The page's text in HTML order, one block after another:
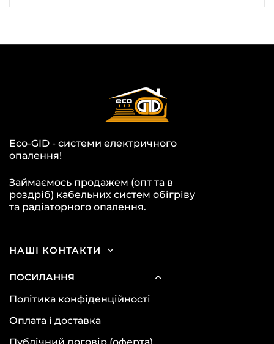
Eco-GID - системи електричного
опалення!
Займаємось продажем (опт та в
роздріб) кабельних систем обігріву
та радіаторного опалення.
НАШІ КОНТАКТИ
ПОСИЛАННЯ
Політика конфіденційності
Оплата і доставка
Публічний договір (оферта)